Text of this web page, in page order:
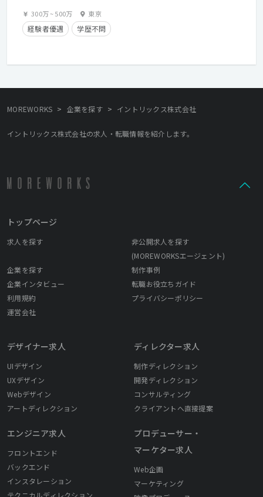
300万~500万 東京
経験者優遇 学歴不問
MOREWORKS > 企業を探す > イントリックス株式会社
イントリックス株式会社の求人・転職情報を紹介します。
トップページ
求人を探す
非公開求人を探す
(MOREWORKSエージェント)
企業を探す
制作事例
企業インタビュー
転職お役立ちガイド
利用規約
プライバシーポリシー
運営会社
デザイナー求人
UIデザイン
UXデザイン
Webデザイン
アートディレクション
エンジニア求人
フロントエンド
バックエンド
インスタレーション
テクニカルディレクション
ディレクター求人
制作ディレクション
開発ディレクション
コンサルティング
クライアントへ直接提案
プロデューサー・
マーケター求人
Web企画
マーケティング